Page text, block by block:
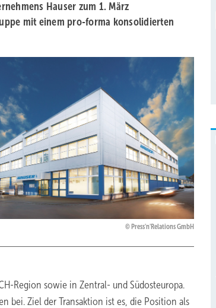
Hauser zum 1. März
mit einem pro-forma konsolidierten
Press'n'Relations GmbH
Region sowie in Zentral- und Südosteuropa.
bei. Ziel der Transaktion ist es, die Position als